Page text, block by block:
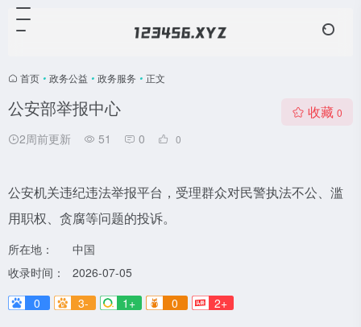
首页 • 政务公益 • 政务服务 • 正文
公安部举报中心
2周前更新 51 0 0
收藏 0
公安机关违纪违法举报平台，受理群众对民警执法不公、滥
用职权、贪腐等问题的投诉。
所在地：
中国
收录时间：
2026-07-05
0
3- 1+ 0 2+